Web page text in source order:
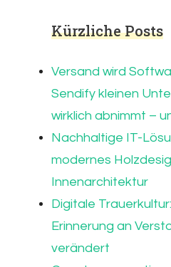
Kürzliche Posts
Versand wird
Sendify kleinen
wirklich abnimmt –
Nachhaltige IT-
modernes
Innenarchitektur
Digitale
Erinnerung an
verändert